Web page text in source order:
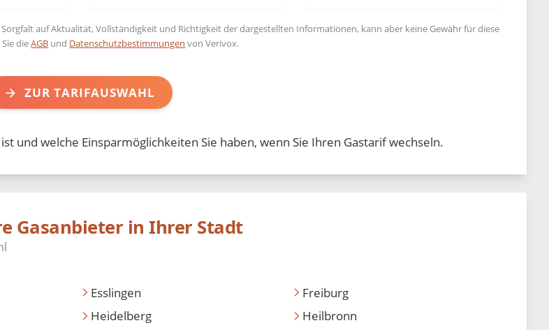
auf Aktualität, Vollständigkeit und Richtigkeit der dargestellten Informationen, kann aber keine Gewähr für diese
dieAGB und Datenschutzbestimmungen von Verivox.
ZUR TARIFAUSWAHL
und welche Einsparmöglichkeiten Sie haben, wenn Sie Ihren Gastarif wechseln.
Gasanbieter in Ihrer Stadt
Esslingen
Freiburg
Heidelberg
Heilbronn